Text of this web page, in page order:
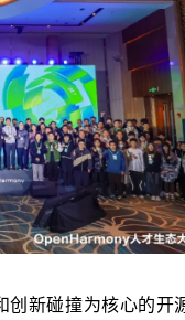
创新碰撞为核心的开